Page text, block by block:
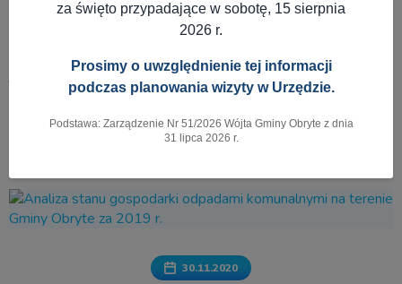
WWW.OBRYTE.PL AKTUALNOŚCI
Pokaż menu
30.11.2020
za święto przypadające w sobotę, 15 sierpnia
2026 r.
Prosimy o uwzględnienie tej informacji
podczas planowania wizyty w Urzędzie.
Podstawa: Zarządzenie Nr 51/2026 Wójta Gminy Obryte z dnia
31 lipca 2026 r.